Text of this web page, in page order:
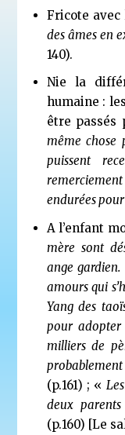
Fricote
des âmes en
140).
Nie la
humaine :
être
même chose
puissent
endurées
A l’enfant
mère sont
ange gardien.
amours qui
Yang des
pour adopter
milliers de
(p.161) ; «
deux
(p.160) [Le